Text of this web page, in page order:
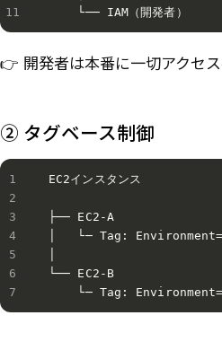
    └── IAM（開発者）
👉 開発者は本番に一切アクセ
② タグベース制御
EC2インスタンス
├── EC2-A
│   └─ Tag:
└── EC2-B
└─ Tag: